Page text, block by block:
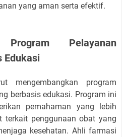
yang aman serta efektif.
Program Pelayanan
Edukasi
mengembangkan program
berbasis edukasi. Program ini
pemahaman yang lebih
terkait penggunaan obat yang
kesehatan. Ahli farmasi